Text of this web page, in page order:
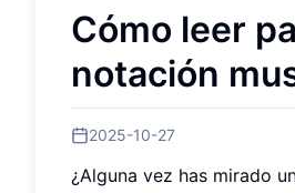
Cómo leer
notación
2025-10-27
¿Alguna vez has mirado